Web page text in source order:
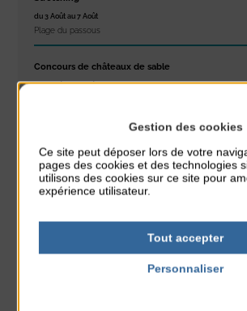
du 3 Août au 7 Août
Plage du passous
Concours de châteaux de sable
du 7 Août au 7 Août
du 9 Août au 9 Août
Place du Général de Gaulle
du 9 Août au 9 Août
Gestion des cookies
Ce site peut déposer lors de votre
pages des cookies et des technologies
utilisons des cookies sur ce site pour
expérience utilisateur.
Tout accepter
Personnaliser